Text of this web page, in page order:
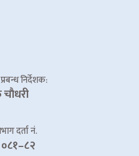
निर्देशक:
दर्ता नं.